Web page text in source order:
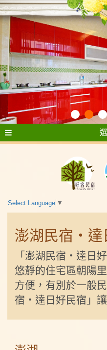
Select Language ▼
澎湖民宿‧達
「澎湖民宿‧達日
悠靜的住宅區朝陽
方便，有別於一般
宿‧達日好民宿」讓